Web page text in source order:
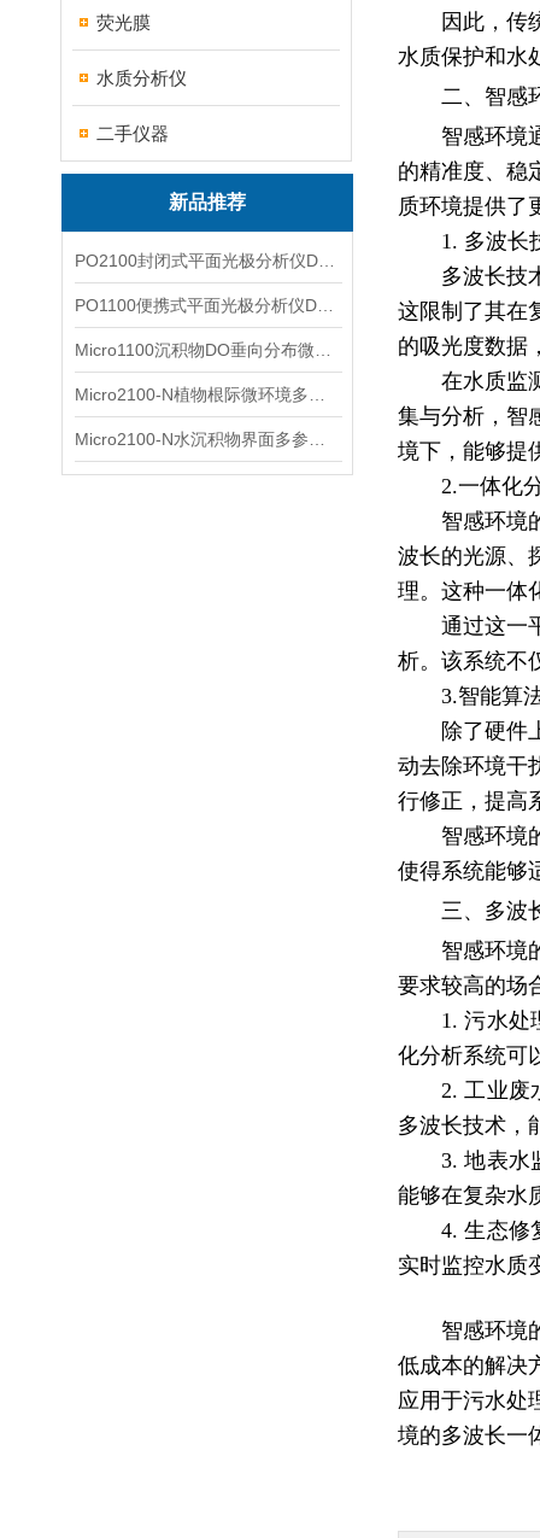
荧光膜
水质分析仪
二手仪器
新品推荐
因此，传
水质保护和水
二、智感
智感环境
的精准度、稳
质环境提供了
1. 多波长
多波长技
这限制了其在
的吸光度数据
在水质监
集与分析，智
境下，能够提
2.一体化
智感环境
波长的光源、
理。这种一体
通过这一
析。该系统不
3.智能算
除了硬件
动去除环境干
行修正，提高
智感环境
使得系统能够
三、多波
智感环境
要求较高的场
1. 污水处
化分析系统可
2. 工业废
多波长技术，
3. 地表水
能够在复杂水
4. 生态修
实时监控水质
智感环境
低成本的解决
应用于污水处
境的多波长一